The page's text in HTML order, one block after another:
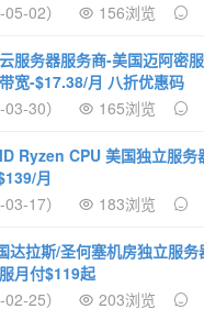
02）
156浏览
服务器服务商-美国迈阿密
宽-$17.38/月 八折优惠码
30）
165浏览
Ryzen CPU 美国独立服务
月
17）
183浏览
拉斯/圣何塞机房独立服务
月付$119起
25）
203浏览